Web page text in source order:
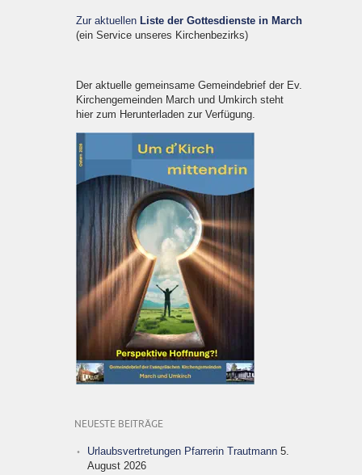
Zur aktuellen Liste der Gottesdienste in March
(ein Service unseres Kirchenbezirks)
Der aktuelle gemeinsame Gemeindebrief der Ev.
Kirchengemeinden March und Umkirch steht
hier zum Herunterladen zur Verfügung.
NEUESTE BEITRÄGE
Urlaubsvertretungen Pfarrerin Trautmann 5.
August 2026